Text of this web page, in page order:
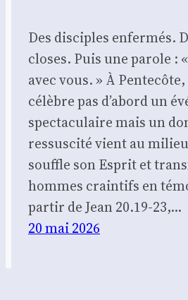
Des disciples enfermés.
closes. Puis une parole :
avec vous. » À Pentecôte,
célèbre pas d’abord un
spectaculaire mais un
ressuscité vient au
souffle son Esprit et
hommes craintifs en
partir de Jean 20.19-23,…
20 mai 2026